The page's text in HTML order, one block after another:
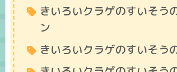
きいろいクラゲのすいそう
ン
きいろいクラゲのすいそう